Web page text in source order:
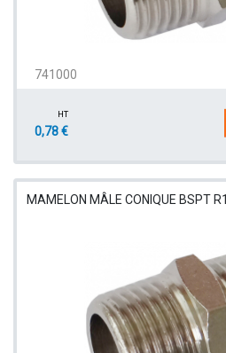
741000
HT
0,78 €
MAMELON MÂLE CONIQUE BSPT